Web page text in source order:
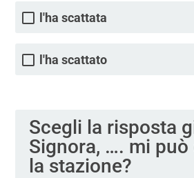
l'ha scattata
l'ha scattato
Scegli la risposta
Signora, …. mi può
la stazione?